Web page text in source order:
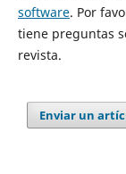
software. Por
tiene preguntas
revista.
Enviar un